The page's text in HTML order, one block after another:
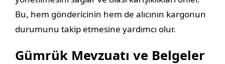
Bu, hem göndericinin hem de alıcının kargonun
durumunu takip etmesine yardımcı olur.
Gümrük Mevzuatı ve Belgeler